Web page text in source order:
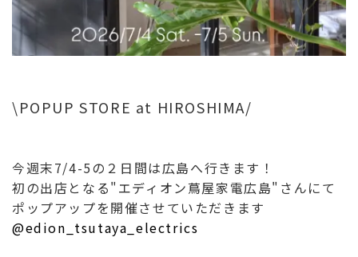
\POPUP STORE at HIROSHIMA/
今週末7/4-5の２日間は広島へ行きます！
初の出店となる"エディオン蔦屋家電広島"さんにて
ポップアップを開催させていただきます
@edion_tsutaya_electrics